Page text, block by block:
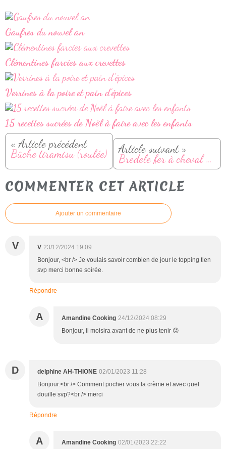
Gaufres du nouvel an
Clémentines farcies aux crevettes
Verrines à la poire et pain d'épices
15 recettes sucrées de Noël à faire avec les enfants
« Article précédent
Bûche tiramisu (roulée) Article suivant »
Bredele fer à cheval aux noisettes et chocolat
COMMENTER CET ARTICLE
Ajouter un commentaire
V V 23/12/2024 19:09
Bonjour, <br /> Je voulais savoir combien de jour le topping tien
svp merci bonne soirée.
Répondre
A Amandine Cooking 24/12/2024 08:29
Bonjour, il moisira avant de ne plus tenir 😜
D delphine AH-THIONE 02/01/2023 11:28
Bonjour.<br /> Comment pocher vous la crème et avec quel
douille svp?<br /> merci
Répondre
A Amandine Cooking 02/01/2023 22:22